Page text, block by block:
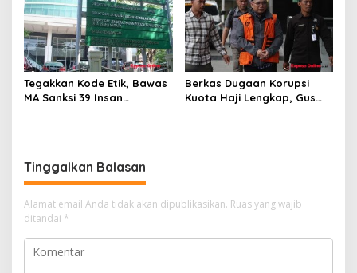
Tegakkan Kode Etik, Bawas
MA Sanksi 39 Insan
Berkas Dugaan Korupsi
Kuota Haji Lengkap, Gus
Tinggalkan Balasan
Alamat email Anda tidak akan dipublikasikan. Ruas yang wajib
ditandai *